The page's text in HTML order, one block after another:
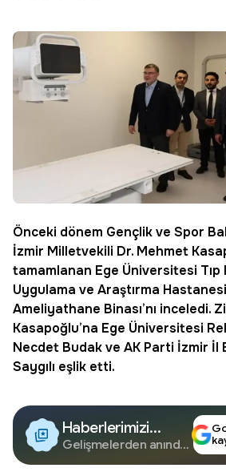
Önceki dönem Gençlik ve Spor
İzmir Milletvekili Dr. Mehmet
tamamlanan Ege Üniversitesi Tıp
Uygulama ve Araştırma
Ameliyathane Binası’nı inceledi.
Kasapoğlu’na Ege Üniversitesi
Necdet Budak ve AK Parti İzmir İl
Saygılı eşlik etti.
Haberlerimizi
Google'da Takip
Edin
Gelişmelerden anında